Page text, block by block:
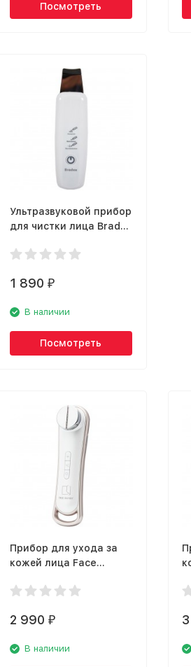
Посмотреть
Ультразвуковой прибор
для чистки лица Bradex
1 890 ₽
В наличии
Посмотреть
Прибор для ухода за
кожей лица Face
(WB-EP01)
2 990 ₽
В наличии